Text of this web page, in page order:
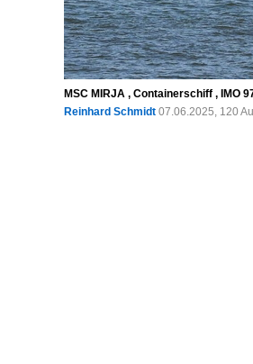
MSC MIRJA , Containerschiff , IMO
Reinhard Schmidt 07.06.2025, 120